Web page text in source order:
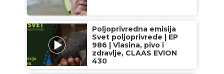
Poljoprivredna emisija
Svet poljoprivrede | EP
986 | Vlasina, pivo i
zdravlje, CLAAS EVION
430